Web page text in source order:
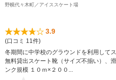
野幌代々木町／アイススケート場
3.9
(口コミ 11件)
冬期間に中学校のグラウンドを利用して
無料貸出スケート靴（サイズ不揃い）、
ンク規模 １０ｍ×２００...